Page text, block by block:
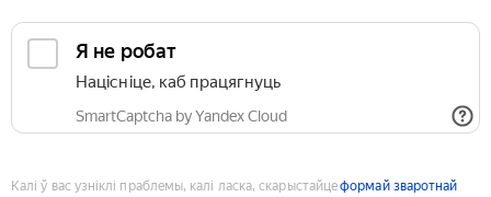
Я не робат
Націсніце, каб працягнуць
SmartCaptcha by Yandex Cloud
Калі ў вас узніклі праблемы, калі ласка, скарыстайцеформай зваротнай